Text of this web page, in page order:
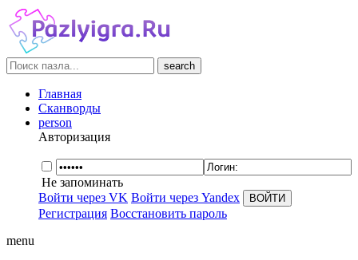
search
Главная
Сканворды
person
Авторизация
Не запоминать
Войти через VK Войти через Yandex
Регистрация Восстановить пароль
menu